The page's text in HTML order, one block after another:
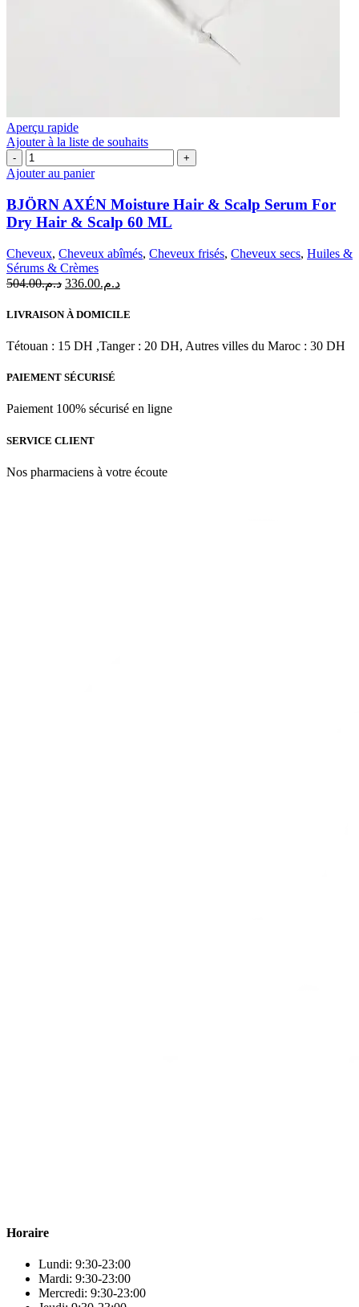
Aperçu rapide
Ajouter à la liste de souhaits
quantité
de
BJÖRN
AXÉN
Moisture
Hair
Scalp
Serum
For
Hair
Scalp
ML
Ajouter au panier
BJÖRN AXÉN Moisture Hair & Scalp Serum For
Dry Hair & Scalp 60 ML
Cheveux, Cheveux abîmés, Cheveux frisés, Cheveux secs, Huiles &
Sérums & Crèmes
د.م.504.00
Le
initial
د.م.336.00
Le
actuel
د.م.336.00.
LIVRAISON À DOMICILE
Tétouan : 15 DH ,Tanger : 20 DH, Autres villes du Maroc : 30 DH
PAIEMENT SÉCURISÉ
Paiement 100% sécurisé en ligne
SERVICE CLIENT
Nos pharmaciens à votre écoute
Horaire
Lundi: 9:30-23:00
Mardi: 9:30-23:00
Mercredi: 9:30-23:00